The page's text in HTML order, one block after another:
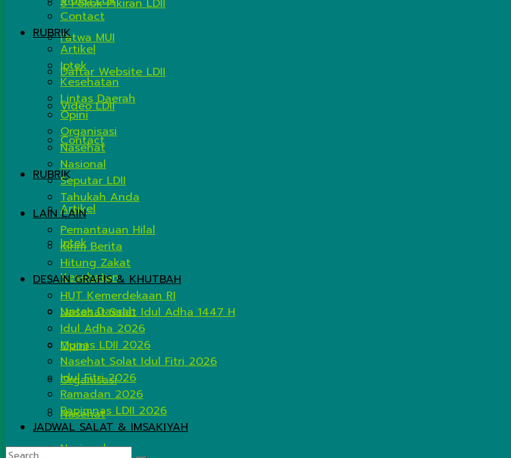
8 Pokok Pikiran LDII
Fatwa MUI
Daftar Website LDII
Video LDII
Contact
RUBRIK
Artikel
Iptek
Kesehatan
Lintas Daerah
Opini
Organisasi
Nasehat
Nasional
Contact
RUBRIK
Artikel
Iptek
Kesehatan
Lintas Daerah
Opini
Organisasi
Nasehat
Nasional
Seputar LDII
Tahukah Anda
LAIN LAIN
Pemantauan Hilal
Kirim Berita
Hitung Zakat
DESAIN GRAFIS & KHUTBAH
HUT Kemerdekaan RI
Nasehat Salat Idul Adha 1447 H
Idul Adha 2026
Munas LDII 2026
Nasehat Solat Idul Fitri 2026
Idul Fitri 2026
Ramadan 2026
Rapimnas LDII 2026
JADWAL SALAT & IMSAKIYAH